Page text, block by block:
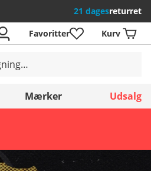
21 dagesreturret
Favoritter Kurv
Mærker Udsalg